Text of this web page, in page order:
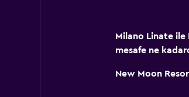
Milano Linate ile
mesafe ne
New Moon